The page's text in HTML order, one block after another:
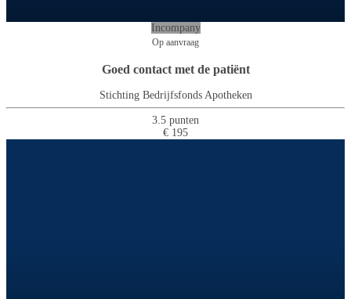
Incompany
Op aanvraag
Goed contact met de patiënt
Stichting Bedrijfsfonds Apotheken
3.5 punten
€ 195